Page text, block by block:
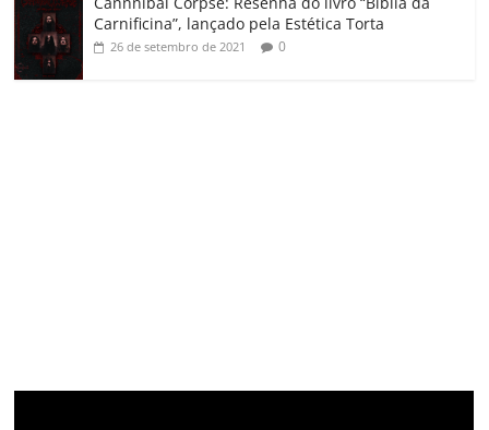
Carnificina”, lançado pela Estética Torta
26 de setembro de 2021 0